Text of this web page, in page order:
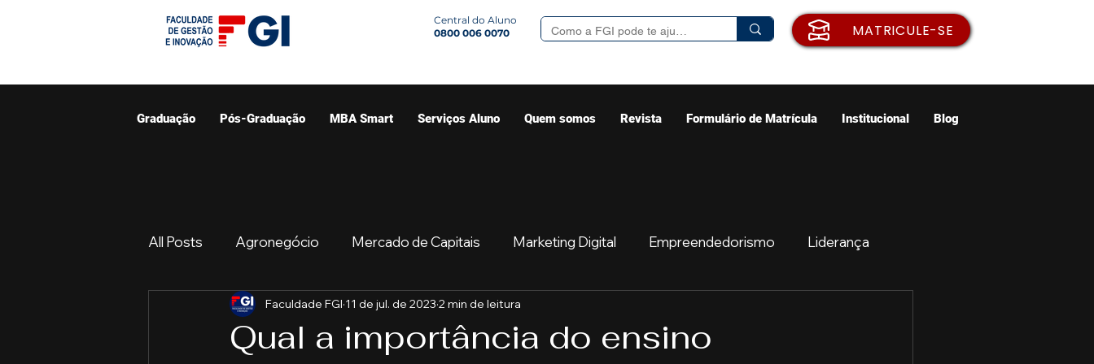
Central do Aluno
0800 006 0070
MATRICULE-SE
Graduação Pós-Graduação MBA Smart Serviços Aluno Quem somos Revista Formulário de Matrícula Institucional Blog
All Posts Agronegócio Mercado de Capitais Marketing Digital Empreendedorismo Liderança
Graduação Resumo do Mercado Sua comunidade
Qual a importância do ensino
Faculdade FGI 11 de jul. de 2023 2 min de leitura